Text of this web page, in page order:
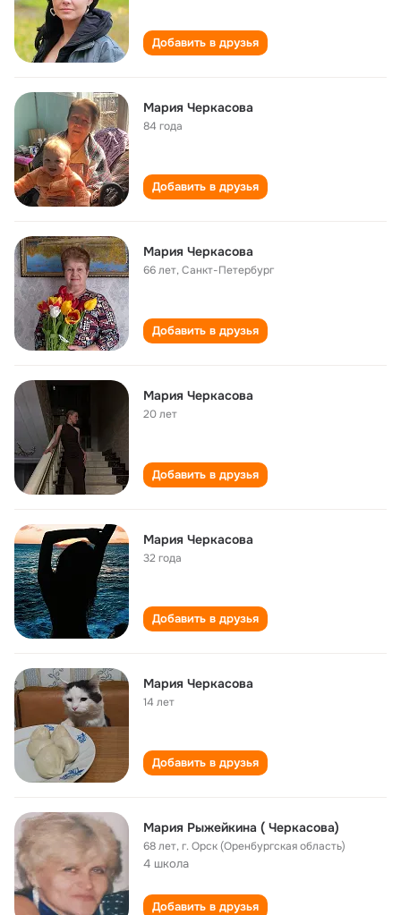
Добавить в друзья
Мария Черкасова
84 года
Добавить в друзья
Мария Черкасова
66 лет,Санкт-Петербург
Добавить в друзья
Мария Черкасова
20 лет
Добавить в друзья
Мария Черкасова
32 года
Добавить в друзья
Мария Черкасова
14 лет
Добавить в друзья
Мария Рыжейкина ( Черкасова)
68 лет,г. Орск (Оренбургская область)
4 школа
Добавить в друзья